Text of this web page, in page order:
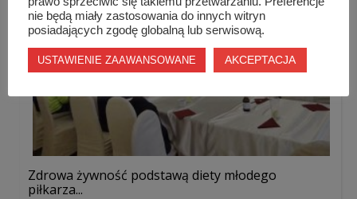
Zdrowa żywność podstawą diety młodego
piłkarza...
nie będą miały zastosowania do innych witryn
posiadających zgodę globalną lub serwisową.
USTAWIENIE ZAAWANSOWANE AKCEPTACJA